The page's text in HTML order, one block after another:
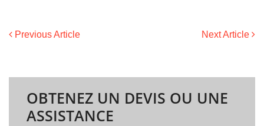
Previous Article Next Article
OBTENEZ UN DEVIS OU UNE
ASSISTANCE